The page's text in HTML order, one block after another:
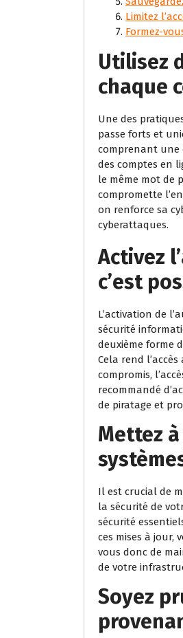
Limitez
Formez-
Utilisez
chaque
Une des
passe forts et
comprenant une
des comptes en
le même mot de
compromette
on renforce sa
cyberattaques.
Activez
c’est
L’activation de
sécurité
deuxième forme
Cela rend
compromis,
recommandé
de piratage et
Mettez
Il est crucial de
la sécurité de
sécurité
ces mises à jour,
vous donc de
de votre
Soyez